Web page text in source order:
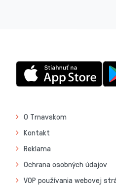
O Trnavskom
Kontakt
Reklama
Ochrana osobných údajov
VOP používania webovej